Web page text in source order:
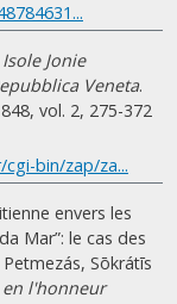
Jonie
Veneta.
vol. 2, 275-372
bin/zap/za...
envers les
Mar”: le cas des
Sōkrátīs
en l'honneur